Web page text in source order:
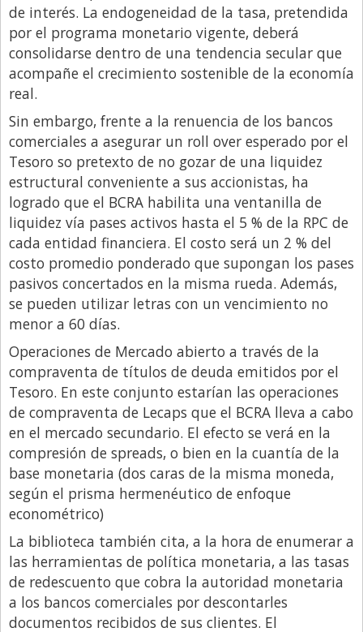
Tendencias
Viajes
de interés. La endogeneidad de la tasa, pretendida
por el programa monetario vigente, deberá
consolidarse dentro de una tendencia secular que
acompañe el crecimiento sostenible de la economía
real.
Sin embargo, frente a la renuencia de los bancos
comerciales a asegurar un roll over esperado por el
Tesoro so pretexto de no gozar de una liquidez
estructural conveniente a sus accionistas, ha
logrado que el BCRA habilita una ventanilla de
liquidez vía pases activos hasta el 5 % de la RPC de
cada entidad financiera. El costo será un 2 % del
costo promedio ponderado que supongan los pases
pasivos concertados en la misma rueda. Además,
se pueden utilizar letras con un vencimiento no
menor a 60 días.
Operaciones de Mercado abierto a través de la
compraventa de títulos de deuda emitidos por el
Tesoro. En este conjunto estarían las operaciones
de compraventa de Lecaps que el BCRA lleva a cabo
en el mercado secundario. El efecto se verá en la
compresión de spreads, o bien en la cuantía de la
base monetaria (dos caras de la misma moneda,
según el prisma hermenéutico de enfoque
econométrico)
La biblioteca también cita, a la hora de enumerar a
las herramientas de política monetaria, a las tasas
de redescuento que cobra la autoridad monetaria
a los bancos comerciales por descontarles
documentos recibidos de sus clientes. El